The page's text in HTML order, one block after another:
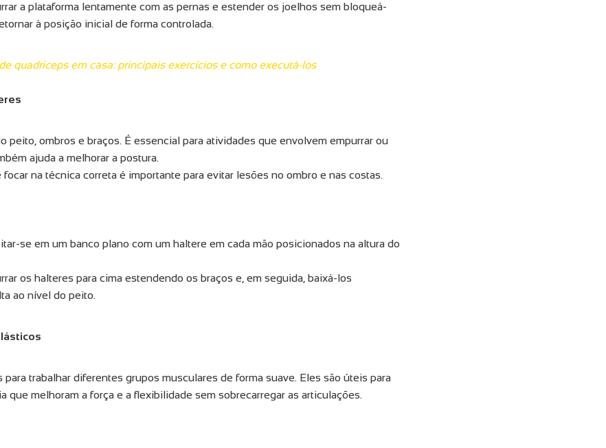
a plataforma lentamente com as pernas e estender os joelhos sem bloqueá-
à posição inicial de forma controlada.
quadríceps em casa: principais exercícios e como executá-los
peito, ombros e braços. É essencial para atividades que envolvem empurrar ou
ajuda a melhorar a postura.
na técnica correta é importante para evitar lesões no ombro e nas costas.
se em um banco plano com um haltere em cada mão posicionados na altura do
os halteres para cima estendendo os braços e, em seguida, baixá-los
ao nível do peito.
trabalhar diferentes grupos musculares de forma suave. Eles são úteis para
que melhoram a força e a flexibilidade sem sobrecarregar as articulações.